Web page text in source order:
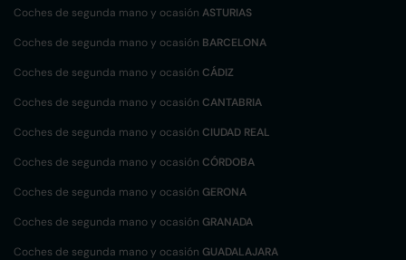
Coches de segunda mano y ocasión ASTURIAS
Coches de segunda mano y ocasión BARCELONA
Coches de segunda mano y ocasión CÁDIZ
Coches de segunda mano y ocasión CANTABRIA
Coches de segunda mano y ocasión CIUDAD REAL
Coches de segunda mano y ocasión CÓRDOBA
Coches de segunda mano y ocasión GERONA
Coches de segunda mano y ocasión GRANADA
Coches de segunda mano y ocasión GUADALAJARA